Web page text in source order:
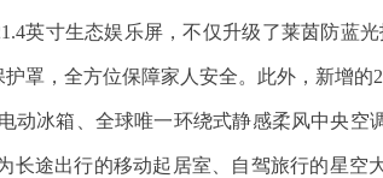
英寸生态娱乐屏，不仅升级了莱茵防蓝
罩，全方位保障家人安全。此外，新增
动冰箱、全球唯一环绕式静感柔风中央空
长途出行的移动起居室、自驾旅行的星空